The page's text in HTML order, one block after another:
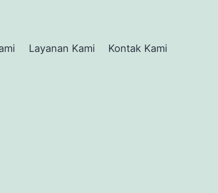
Layanan Kami Kontak Kami